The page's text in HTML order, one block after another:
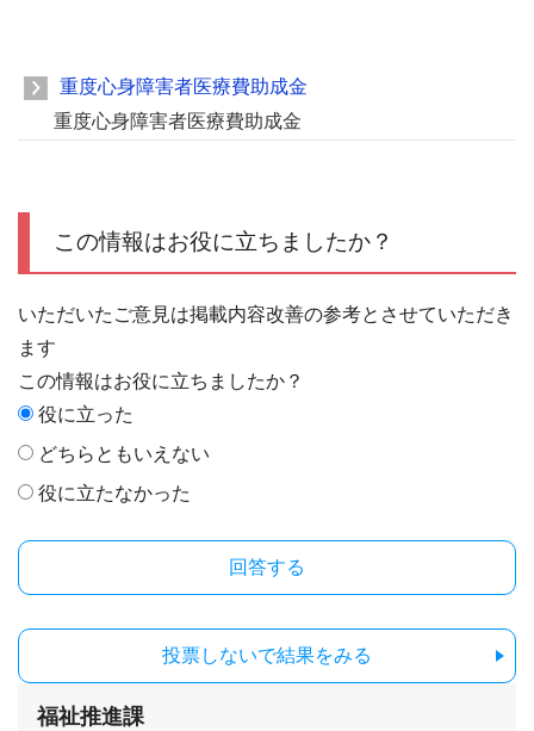
重度心身障害者医療費助成金
重度心身障害者医療費助成金
この情報はお役に立ちましたか？
いただいたご意見は掲載内容改善の参考とさせていただき
ます
この情報はお役に立ちましたか？
役に立った
どちらともいえない
役に立たなかった
投票しないで結果をみる
福祉推進課